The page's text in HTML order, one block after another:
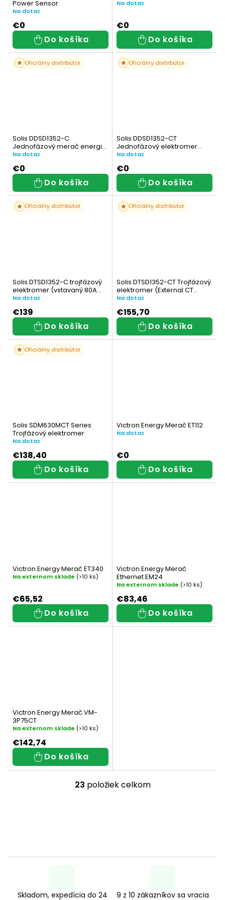
Power Sensor
Na dotaz
€0
Do košíka
Na dotaz
€0
Do košíka
Oficiálny distribútor
Solis DDSD1352-C
Jednofázový merač energie
(Vstavaný CT)
Na dotaz
€0
Do košíka
Oficiálny distribútor
Solis DDSD1352-CT
Jednofázový elektromer
(Externý CT)
Na dotaz
€0
Do košíka
Oficiálny distribútor
Solis DTSD1352-C trojfázový
elektromer (vstavaný 80A
CT)
Na dotaz
€139
Do košíka
Oficiálny distribútor
Solis DTSD1352-CT Trojfázový
elektromer (External CT
3x150A:5A)
Na dotaz
€155,70
Do košíka
Oficiálny distribútor
Solis SDM630MCT Series
Trojfázový elektromer
Na dotaz
€138,40
Do košíka
Victron Energy Merač ET112
Na dotaz
€0
Do košíka
Victron Energy Merač ET340
Na externom sklade (>10 ks)
€65,52
Do košíka
Victron Energy Merač
Ethernet EM24
Na externom sklade (>10 ks)
€83,46
Do košíka
Victron Energy Merač VM-
3P75CT
Na externom sklade (>10 ks)
€142,74
Do košíka
O
d
23 položiek celkom
Skladom, expedícia do 24
9 z 10 zákazníkov sa vracia